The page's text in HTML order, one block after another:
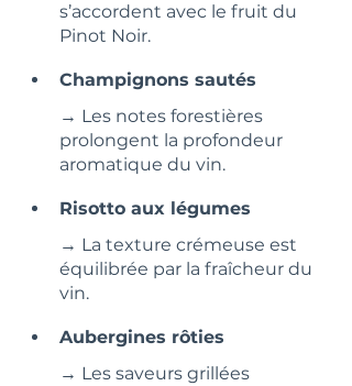
s’accordent avec le fruit du
Pinot Noir.
Champignons sautés
→ Les notes forestières
prolongent la profondeur
aromatique du vin.
Risotto aux légumes
→ La texture crémeuse est
équilibrée par la fraîcheur du
vin.
Aubergines rôties
→ Les saveurs grillées